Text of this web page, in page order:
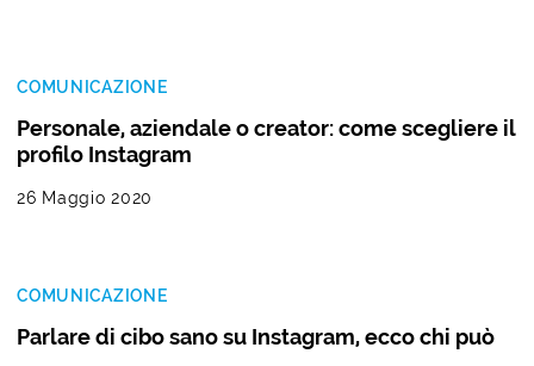
COMUNICAZIONE
Personale, aziendale o creator: come scegliere il
profilo Instagram
26 Maggio 2020
COMUNICAZIONE
Parlare di cibo sano su Instagram, ecco chi può